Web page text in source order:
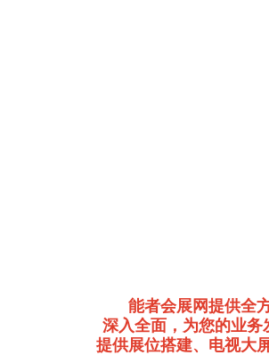
能者会展网提供全
深入全面，为您的业
提供展位搭建、电视大